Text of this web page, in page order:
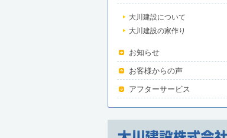
大川建設について
大川建設の家作り
お知らせ
お客様からの声
アフターサービス